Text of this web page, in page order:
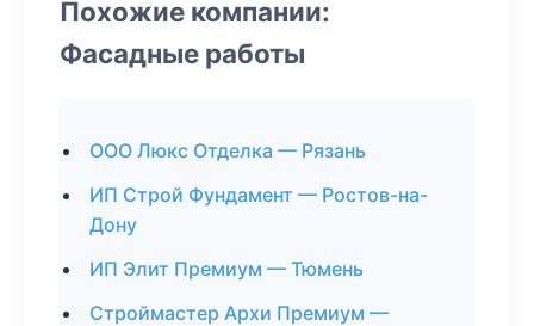
Похожие компании:
Фасадные работы
ООО Люкс Отделка — Рязань
ИП Строй Фундамент — Ростов-на-
Дону
ИП Элит Премиум — Тюмень
Строймастер Архи Премиум —